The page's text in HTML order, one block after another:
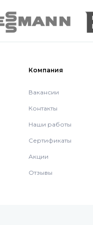
Компания
Вакансии
Контакты
Наши работы
Сертификаты
Акции
Отзывы